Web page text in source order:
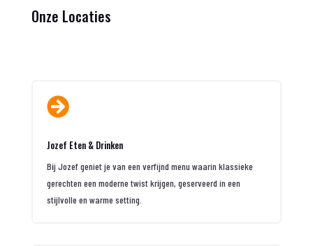
Onze Locaties

Jozef Eten & Drinken
Bij Jozef geniet je van een verfijnd menu waarin klassieke
gerechten een moderne twist krijgen, geserveerd in een
stijlvolle en warme setting.